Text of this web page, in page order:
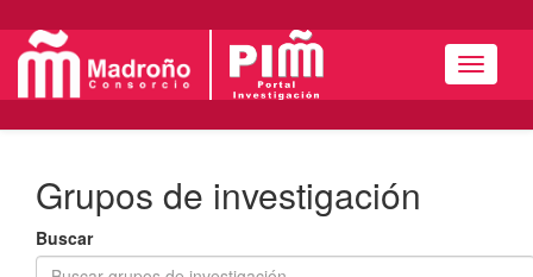
Menú
Grupos de investigación
Buscar